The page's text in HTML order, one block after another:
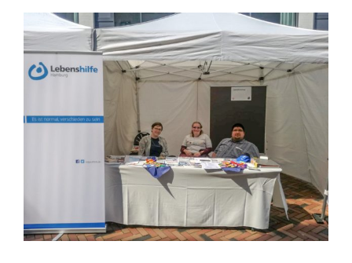
Zeige
grösseres
Bild